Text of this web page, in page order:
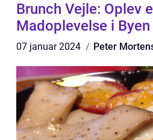
Brunch Vejle: Oplev
Madoplevelse i Byen
07 januar 2024 Peter